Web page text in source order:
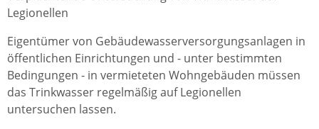
Legionellen
Eigentümer von Gebäudewasserversorgungsanlagen in
öffentlichen Einrichtungen und - unter bestimmten
Bedingungen - in vermieteten Wohngebäuden müssen
das Trinkwasser regelmäßig auf Legionellen
untersuchen lassen.